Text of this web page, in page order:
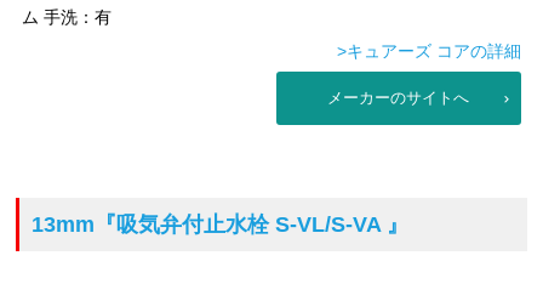
ム 手洗：有
>キュアーズ コアの詳細
メーカーのサイトへ
13mm 『吸気弁付止水栓 S-VL/S-VA 』